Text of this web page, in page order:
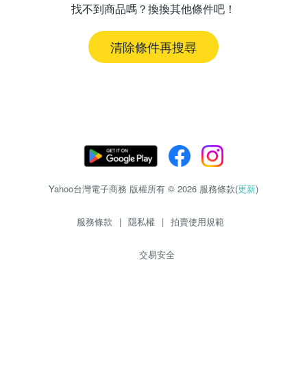
找不到商品嗎？換換其他條件吧！
清除條件再搜尋
Yahoo台灣電子商務 版權所有 © 2026 服務條款(更新)
服務條款 | 隱私權 | 拍賣使用規範
交易安全